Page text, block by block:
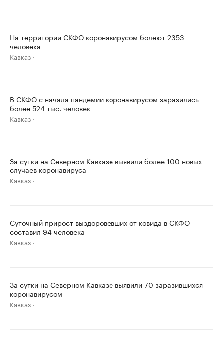
На территории СКФО коронавирусом болеют 2353
человека
Кавказ
В СКФО с начала пандемии коронавирусом заразились
более 524 тыс. человек
Кавказ
За сутки на Северном Кавказе выявили более 100 новых
случаев коронавируса
Кавказ
Суточный прирост выздоровевших от ковида в СКФО
составил 94 человека
Кавказ
За сутки на Северном Кавказе выявили 70 заразившихся
коронавирусом
Кавказ